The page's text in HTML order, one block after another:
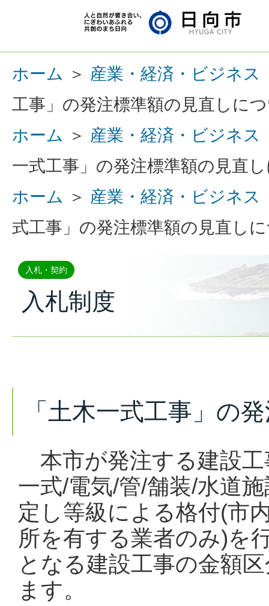
ホーム ＞ 産業・経済・ビジネス
工事」の発注標準額の見直しに
ホーム
＞ 産業・経済・ビジネス
一式工事」の発注標準額の見直
ホーム
＞ 産業・経済・ビジネス
式工事」の発注標準額の見直し
入札・契約
入札制度
「土木一式工事」の
本市が発注する建設工
一式/電気/管/舗装/水道
定し等級による格付(市
所を有する業者のみ)を
となる建設工事の金額
ます。